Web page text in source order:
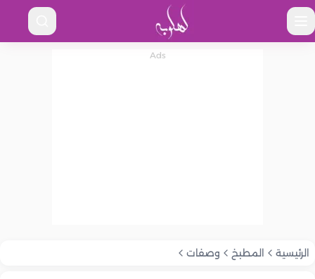
الرئيسية المطبخ وصفات